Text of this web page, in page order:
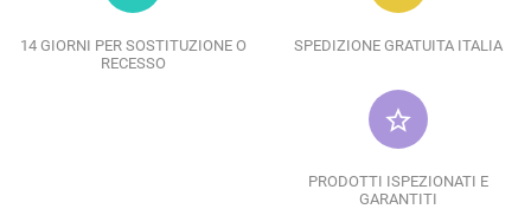
14 GIORNI PER SOSTITUZIONE O
RECESSO
SPEDIZIONE GRATUITA ITALIA
star_border
PRODOTTI ISPEZIONATI E
GARANTITI